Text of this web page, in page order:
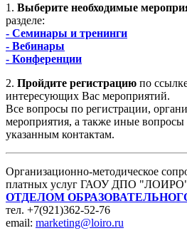
1. Выберите необходимые
разделе:
- Семинары и тренинги
- Вебинары
- Конференции
2. Пройдите регистрацию по
интересующих Вас мероприятий.
Все вопросы по регистрации,
мероприятия, а также иные
указанным контактам.
Организационно-методическое
платных услуг ГАОУ ДПО "ЛОИРО"
ОТДЕЛОМ
тел. +7(921)362-52-76
email: marketing@loiro.ru